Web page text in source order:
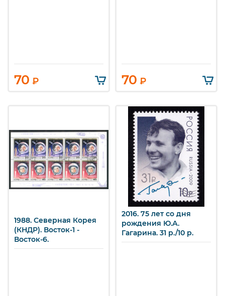
70 ₽ 70 ₽
1988. Северная Корея
(КНДР). Восток-1 -
Восток-6.
2016. 75 лет со дня
рождения Ю.А.
Гагарина. 31 р./10 р.